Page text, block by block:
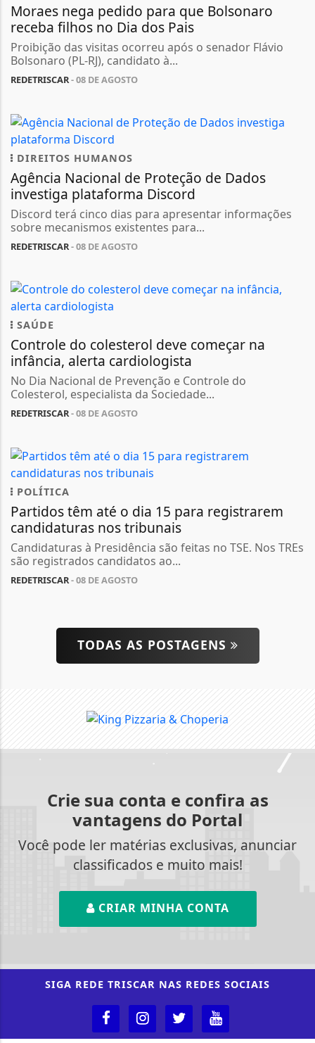
Moraes nega pedido para que Bolsonaro
receba filhos no Dia dos Pais
Proibição das visitas ocorreu após o senador Flávio
Bolsonaro (PL-RJ), candidato à...
REDETRISCAR- 08 DE AGOSTO
DIREITOS HUMANOS
Agência Nacional de Proteção de Dados
investiga plataforma Discord
Discord terá cinco dias para apresentar informações
sobre mecanismos existentes para...
REDETRISCAR- 08 DE AGOSTO
SAÚDE
Controle do colesterol deve começar na
infância, alerta cardiologista
No Dia Nacional de Prevenção e Controle do
Colesterol, especialista da Sociedade...
REDETRISCAR- 08 DE AGOSTO
POLÍTICA
Partidos têm até o dia 15 para registrarem
candidaturas nos tribunais
Candidaturas à Presidência são feitas no TSE. Nos TREs
são registrados candidatos ao...
REDETRISCAR- 08 DE AGOSTO
TODAS AS POSTAGENS
Crie sua conta e confira as
vantagens do Portal
Você pode ler matérias exclusivas, anunciar
classificados e muito mais!
CRIAR MINHA CONTA
SIGA REDE TRISCAR NAS REDES SOCIAIS